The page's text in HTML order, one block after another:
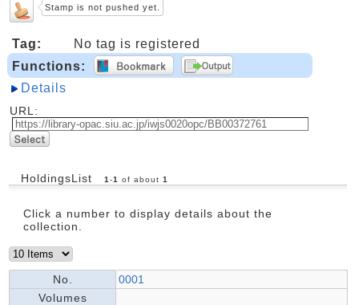
Stamp is not pushed yet.
Tag:
No tag is registered
Functions:
Details
URL:
HoldingsList 1 -1 of about 1
Click a number to display details about the
collection.
No.
0001
Volumes